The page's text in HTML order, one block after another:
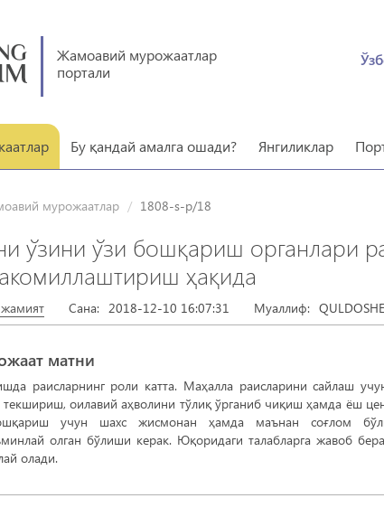
Жамоавий мурожаатлар
портали
Бу қандай амалга ошади? Янгиликлар
мурожаатлар 1808-s-p/18
ўзини ўзи бошқариш органлари
ҳақида
Сана: 2018-12-10 16:07:31 Муаллиф:
матни
раисларнинг роли катта. Маҳалла раисларини сайлаш
текшириш, оилавий аҳволини тўлиқ ўрганиб чиқиш ҳамда ёш
учун шахс жисмонан ҳамда маънан соғлом
олган бўлиши керак. Юқоридаги талабларга жавоб
олади.